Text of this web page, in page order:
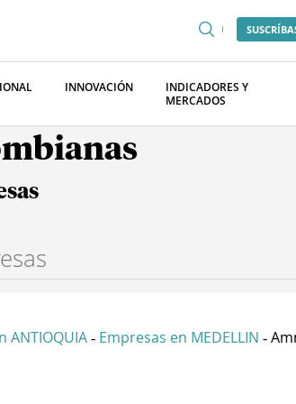
INNOVACIÓN
INDICADORES Y
MERCADOS
ANTIOQUIA - Empresas en MEDELLIN -